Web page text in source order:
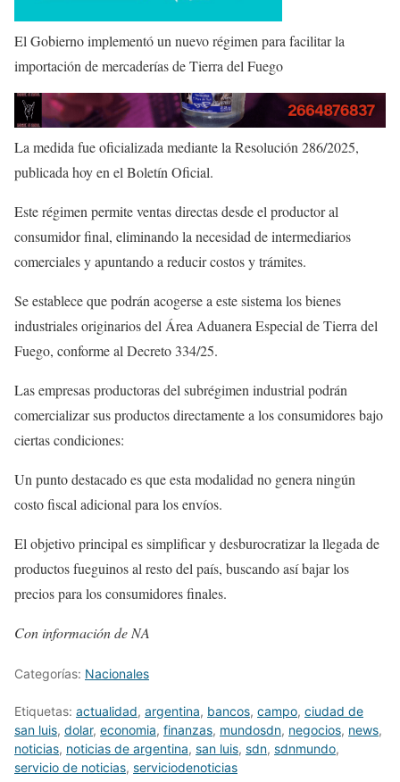
El Gobierno implementó un nuevo régimen para facilitar la
importación de mercaderías de Tierra del Fuego
La medida fue oficializada mediante la Resolución 286/2025,
publicada hoy en el Boletín Oficial.
Este régimen permite ventas directas desde el productor al
consumidor final, eliminando la necesidad de intermediarios
comerciales y apuntando a reducir costos y trámites.
Se establece que podrán acogerse a este sistema los bienes
industriales originarios del Área Aduanera Especial de Tierra del
Fuego, conforme al Decreto 334/25.
Las empresas productoras del subrégimen industrial podrán
comercializar sus productos directamente a los consumidores bajo
ciertas condiciones:
Un punto destacado es que esta modalidad no genera ningún
costo fiscal adicional para los envíos.
El objetivo principal es simplificar y desburocratizar la llegada de
productos fueguinos al resto del país, buscando así bajar los
precios para los consumidores finales.
Con información de NA
Categorías: Nacionales
Etiquetas: actualidad, argentina, bancos, campo, ciudad de
san luis, dolar, economia, finanzas, mundosdn, negocios, news,
noticias, noticias de argentina, san luis, sdn, sdnmundo,
servicio de noticias, serviciodenoticias